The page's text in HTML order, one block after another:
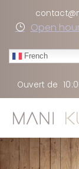
Open
French
Ouvert de